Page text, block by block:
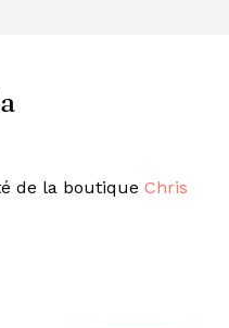
de la boutique Chris